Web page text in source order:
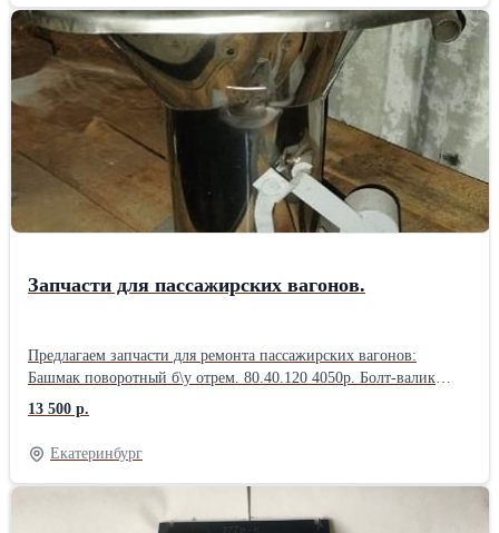
2275р Колодка гребневая тип М 2195р Колодка композиционная
975р Колпак скользуна 1150р. Кольцо уплотнительное КУ 11р
Кран концевой 4314 3750р Кран разобщительный 4300 2250р
Кран 4302 2850р. Наконечник триангеля 370р Планка
неподвижная М1698.02.001 565р Подвеска 750р Предохранитель
4384 165р. Прокладка подпятника М1698.01.005 585р Прокладка
сменная М1698.03.100 565р Рабочая камера 295 25500р. Резино-
метал. элемент 100.41.010 155р Рукав тормозной Р-17 2550р
Рукав Р36 15-17гг. новый 350р. Сектор 635р Уплотнитель
крепительной крышки 100.10.006, 11441Н,35063-Н 23р Чека
145р Шкворень вагонный 1080р E-mail: zm11@mail.ru Веб-сайт:
Запчасти для пассажирских вагонов.
Предлагаем запчасти для ремонта пассажирских вагонов:
Башмак поворотный б\у отрем. 80.40.120 4050р. Болт-валик
башмака 3935Н 575р. Втулка цапфы траверсы 168.40.185, 415р.
Клапан унитаза 9690-Н,9739-Н 2000 р. Кран водоразборный
19.054.0800.000, 650р. Крепление кольца и крышки унитаза 23-
220.87-00 500р. Кольцо и крышка унитаза 23-220.87-00 2000р.
Муфта соединительная резиновая 2.45.75.08 195р. Мылница
13 500 р.
Екатеринбург